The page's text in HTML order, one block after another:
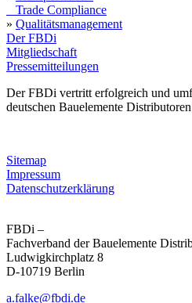
Trade Compliance
» Qualitätsmanagement
Der FBDi
Mitgliedschaft
Pressemitteilungen
Der FBDi vertritt erfolgreich und
deutschen Bauelemente
Sitemap
Impressum
Datenschutzerklärung
FBDi –
Fachverband der Bau­ele­mente
Ludwigkirchplatz 8
D-10719 Berlin
a.falke@fbdi.de